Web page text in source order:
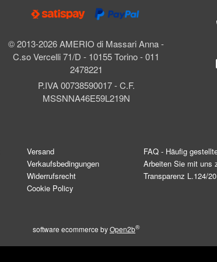
© 2013-2026 AMERIO di Massari Anna -
C.so Vercelli 71/D - 10155 Torino - 011
2478221
P.IVA 00738590017 - C.F.
MSSNNA46E59L219N
Versand
Verkaufsbedingungen
Widerrufsrecht
Cookie Policy
FAQ - Häufig
Arbeiten Sie mit uns
Transparenz L.124/
software ecommerce byOpen2b®